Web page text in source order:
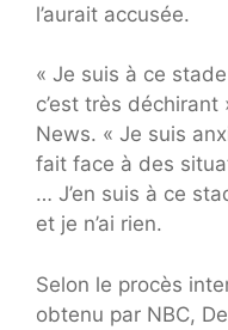
l’aurait accusée.
« Je suis à ce
c’est très
News. « Je suis
fait face à des
… J’en suis à ce
et je n’ai rien.
Selon le procès
obtenu par NBC,